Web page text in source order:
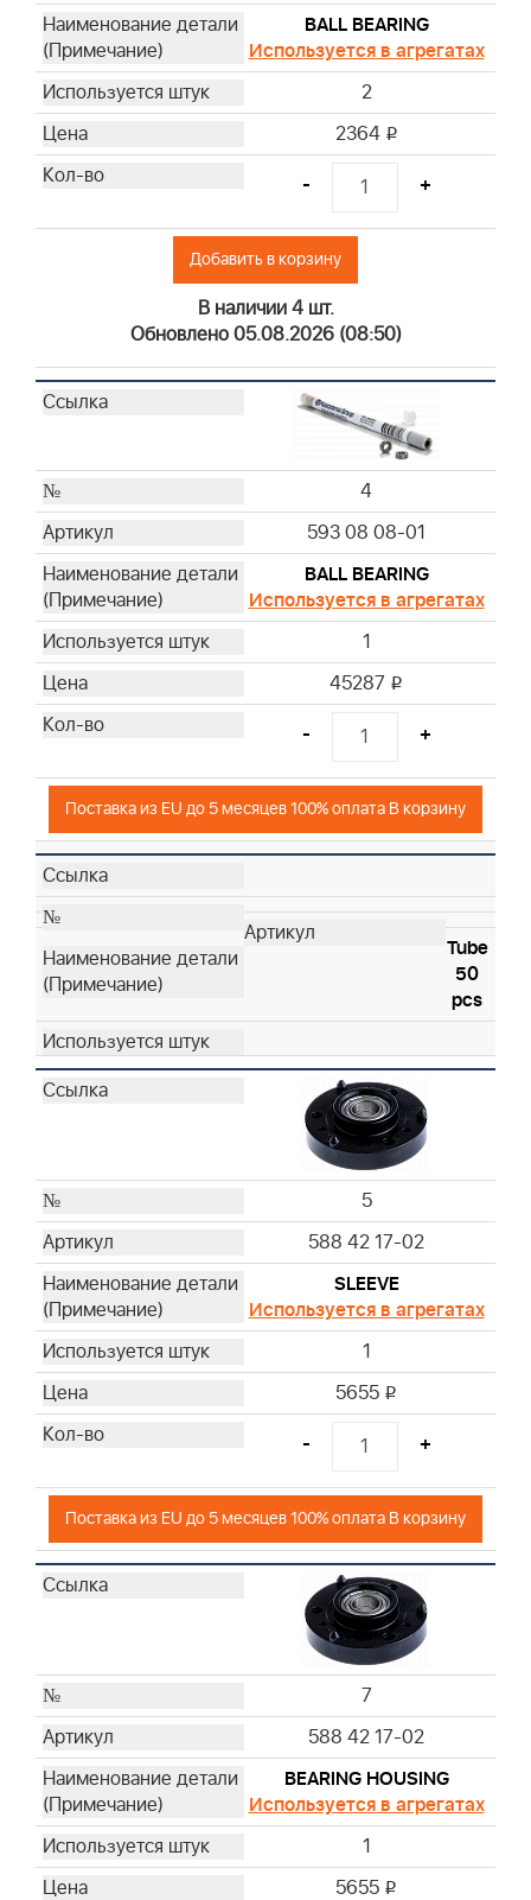
BALL BEARING
Используется в агрегатах
2
2364 i
- +
Добавить в корзину
В наличии 4 шт.
Обновлено 05.08.2026 (08:50)
4
593 08 08-01
BALL BEARING
Используется в агрегатах
1
45287 i
- +
Поставка из EU до 5 месяцев 100% оплата В корзину
Tube
50
pcs
5
588 42 17-02
SLEEVE
Используется в агрегатах
1
5655 i
- +
Поставка из EU до 5 месяцев 100% оплата В корзину
7
588 42 17-02
BEARING HOUSING
Используется в агрегатах
1
5655 i